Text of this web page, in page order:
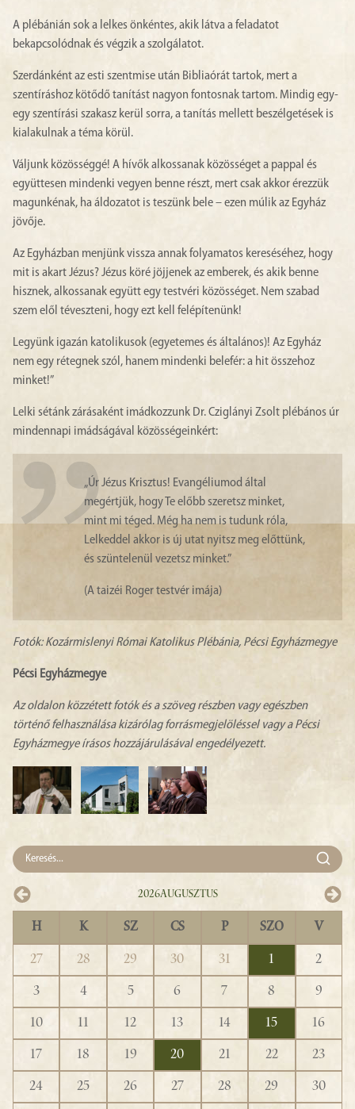
A plébánián sok a lelkes önkéntes, akik látva a feladatot
bekapcsolódnak és végzik a szolgálatot.
Szerdánként az esti szentmise után Bibliaórát tartok, mert a
szentíráshoz kötődő tanítást nagyon fontosnak tartom. Mindig egy-
egy szentírási szakasz kerül sorra, a tanítás mellett beszélgetések is
kialakulnak a téma körül.
Váljunk közösséggé! A hívők alkossanak közösséget a pappal és
együttesen mindenki vegyen benne részt, mert csak akkor érezzük
magunkénak, ha áldozatot is teszünk bele – ezen múlik az Egyház
jövője.
Az Egyházban menjünk vissza annak folyamatos kereséséhez, hogy
mit is akart Jézus? Jézus köré jöjjenek az emberek, és akik benne
hisznek, alkossanak együtt egy testvéri közösséget. Nem szabad
szem elől téveszteni, hogy ezt kell felépítenünk!
Legyünk igazán katolikusok (egyetemes és általános)! Az Egyház
nem egy rétegnek szól, hanem mindenki belefér: a hit összehoz
minket!”
Lelki sétánk zárásaként imádkozzunk Dr. Cziglányi Zsolt plébános úr
mindennapi imádságával közösségeinkért:
„Úr Jézus Krisztus! Evangéliumod által
megértjük, hogy Te előbb szeretsz minket,
mint mi téged. Még ha nem is tudunk róla,
Lelkeddel akkor is új utat nyitsz meg előttünk,
és szüntelenül vezetsz minket.”
(A taizéi Roger testvér imája)
Fotók: Kozármislenyi Római Katolikus Plébánia, Pécsi Egyházmegye
Pécsi Egyházmegye
Az oldalon közzétett fotók és a szöveg részben vagy egészben
történő felhasználása kizárólag forrásmegjelöléssel vagy a Pécsi
Egyházmegye írásos hozzájárulásával engedélyezett.
2026Augusztus
H K SZ CS P SZO V
27 28 29 30 31 1
2
3
4 5 6 7 8
9
10
11 12 13 14 15
16
17
18 19 20 21 22
23
24
25 26 27 28 29
30